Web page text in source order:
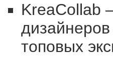
KreaCollab
топовых